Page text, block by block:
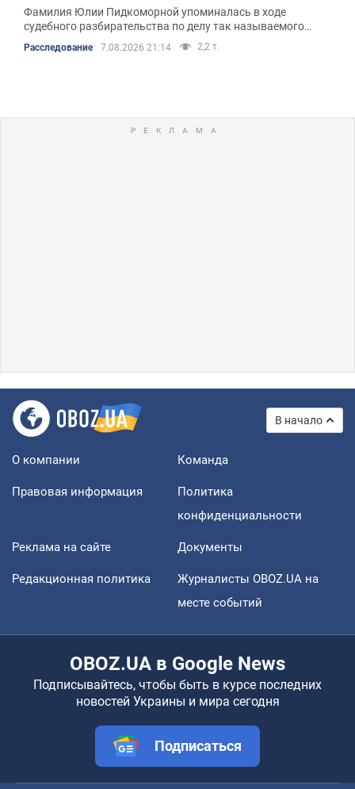
подробности
Фамилия Юлии Пидкоморной упоминалась в ходе
судебного разбирательства по делу так называемого
Расследование 7.08.2026 21:14 2,2 т.
В начало
О компании Команда
Правовая информация
Политика
конфиденциальности
Реклама на сайте Документы
Редакционная политика
Журналисты OBOZ.UA на
месте событий
OBOZ.UA в Google News
Подписывайтесь, чтобы быть в курсе последних
новостей Украины и мира сегодня
Подписаться